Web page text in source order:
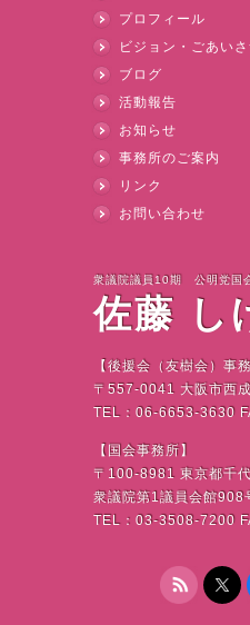
プロフィール
ビジョン・ごあいさ
ブログ
活動報告
お知らせ
事務所のご案内
リンク
お問い合わせ
衆議院議員10期 公明党国
佐藤 し
【後援会（友樹会）事務
〒 557-0041 大阪市西
TEL ： 06-6653-3630
【国会事務所】
〒 100-8981 東京都千
衆議院第1議員会館908
TEL ： 03-3508-7200